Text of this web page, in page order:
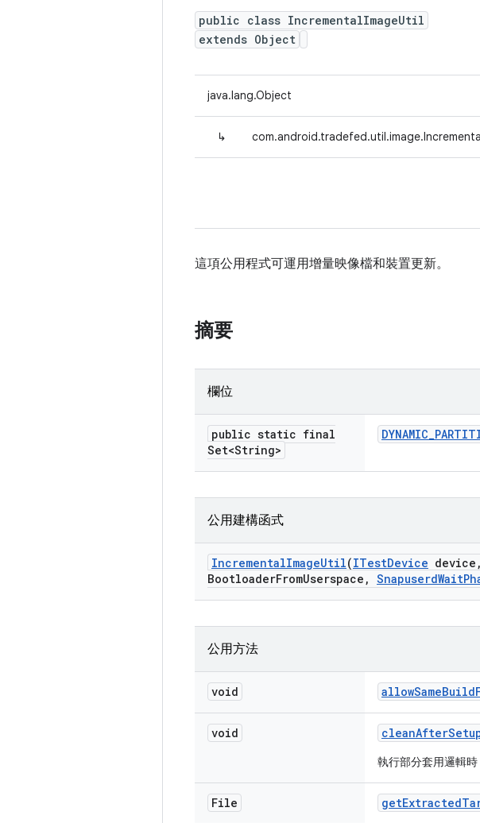
public class IncrementalImageUtil
extends Object
java.lang.Object
↳
這項公用程式可運用增量映像檔和裝置更新。
摘要
欄位
public static final
Set<String>
DYNAMIC_
公用建構函式
IncrementalImageUtil(ITestDevice device ,
BootloaderFromUserspace , SnapuserdWait
公用方法
void allowSameBuild
void cleanAfter
執行部分套用邏輯時
File getExtracted